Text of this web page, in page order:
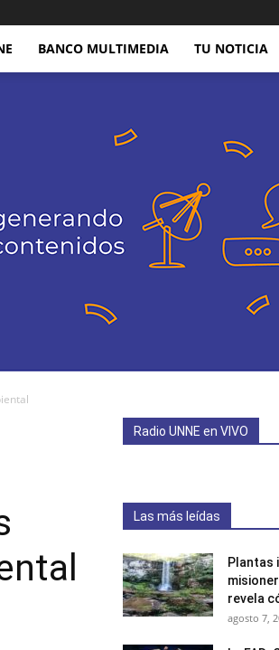
BANCO MULTIMEDIA TU NOTICIA
Radio UNNE en VIVO
Las más leídas
Plantas
revela
agosto 7,